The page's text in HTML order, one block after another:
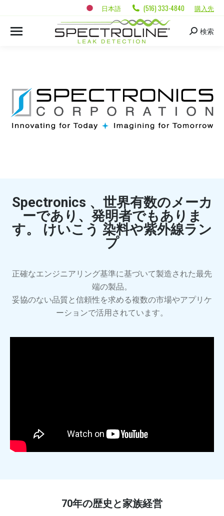
日本語 (516) 333-4840 購入先
検索
Spectronics 、世界有数のメーカ
ーであり、発明者でもありま
す。 けいこう 染料や紫外線ラン
プ
正確なエンジニアリング基準に基づいて製造された最先
端の製品。
妥協のない品質と信頼性を求める複数の市場やアプリケ
ーションで活用されています。
70年の歴史と家族経営